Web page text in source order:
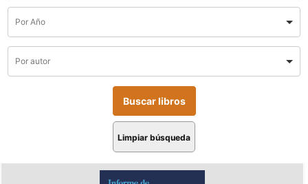
Limpiar búsqueda